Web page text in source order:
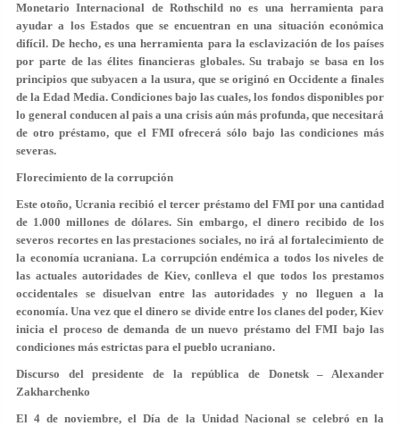
Monetario Internacional de Rothschild no es una herramienta para
ayudar a los Estados que se encuentran en una situación económica
difícil. De hecho, es una herramienta para la esclavización de los países
por parte de las élites financieras globales. Su trabajo se basa en los
principios que subyacen a la usura, que se originó en Occidente a finales
de la Edad Media. Condiciones bajo las cuales, los fondos disponibles por
lo general conducen al pais a una crisis aún más profunda, que necesitará
de otro préstamo, que el FMI ofrecerá sólo bajo las condiciones más
severas.
Florecimiento de la corrupción
Este otoño, Ucrania recibió el tercer préstamo del FMI por una cantidad
de 1.000 millones de dólares. Sin embargo, el dinero recibido de los
severos recortes en las prestaciones sociales, no irá al fortalecimiento de
la economía ucraniana. La corrupción endémica a todos los niveles de
las actuales autoridades de Kiev, conlleva el que todos los prestamos
occidentales se disuelvan entre las autoridades y no lleguen a la
economía. Una vez que el dinero se divide entre los clanes del poder, Kiev
inicia el proceso de demanda de un nuevo préstamo del FMI bajo las
condiciones más estrictas para el pueblo ucraniano.
Discurso del presidente de la república de Donetsk – Alexander
Zakharchenko
El 4 de noviembre, el Día de la Unidad Nacional se celebró en la